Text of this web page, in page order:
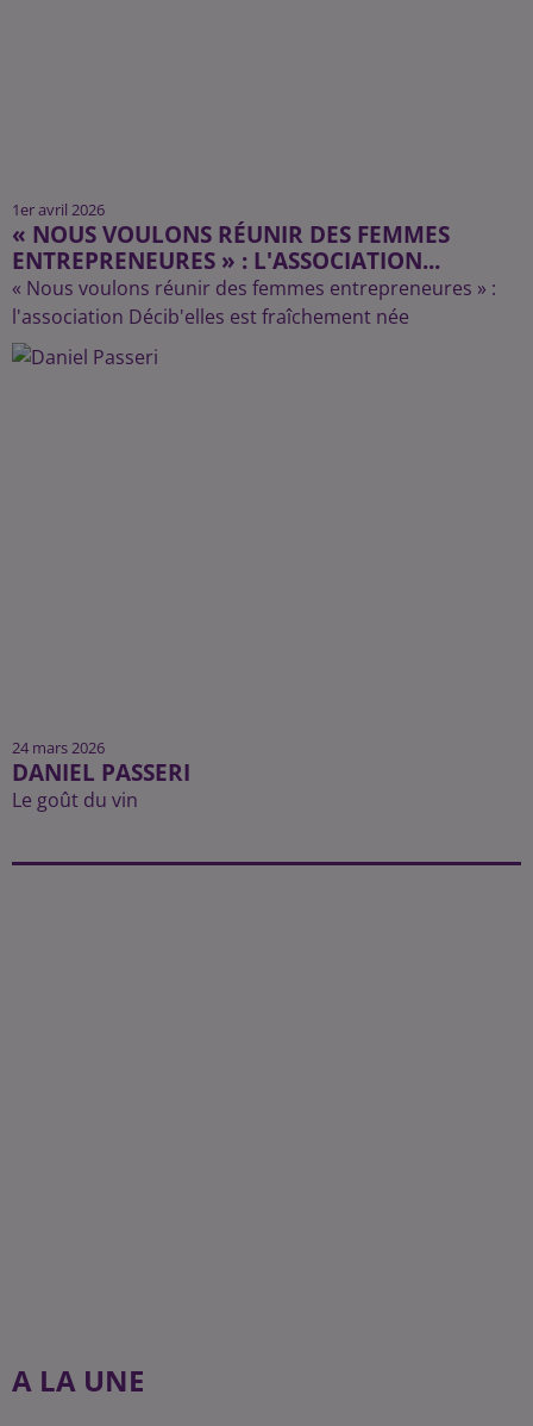
1er avril 2026
« NOUS VOULONS RÉUNIR DES FEMMES
ENTREPRENEURES » : L'ASSOCIATION...
« Nous voulons réunir des femmes entrepreneures » :
l'association Décib'elles est fraîchement née
24 mars 2026
DANIEL PASSERI
Le goût du vin
A LA UNE